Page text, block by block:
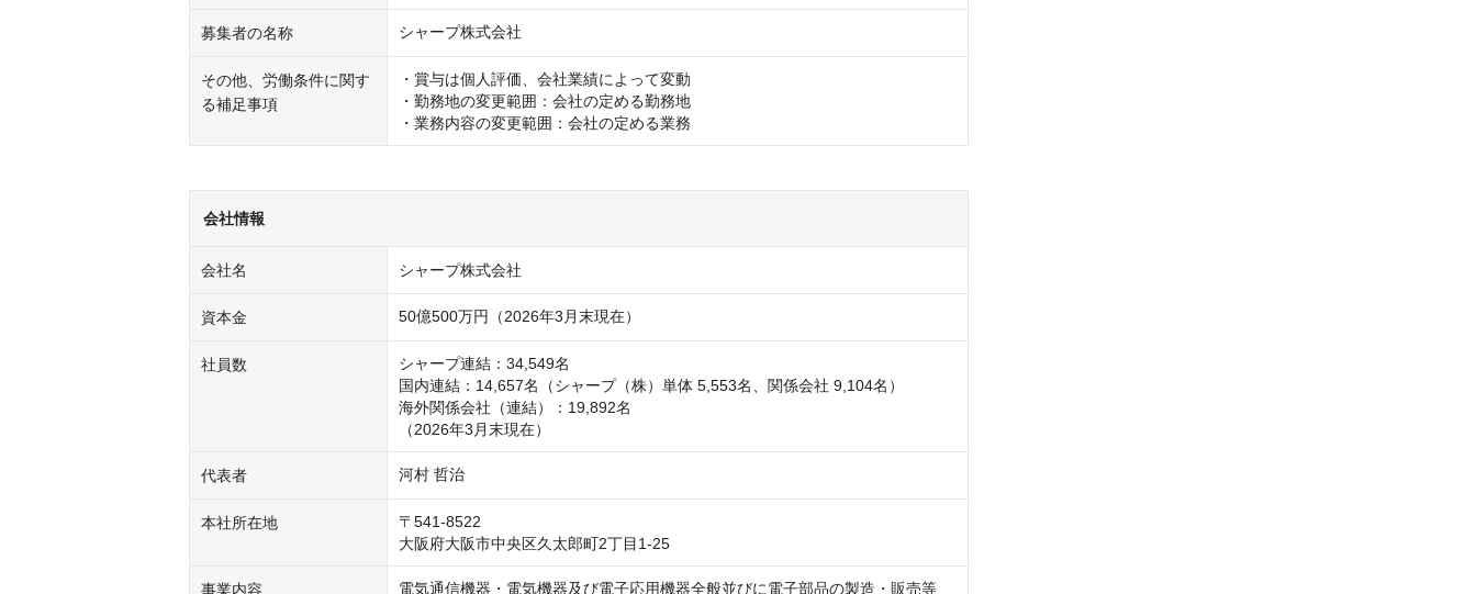
募集者の名称 シャープ株式会社
その他、労働条件に関す
る補足事項
・賞与は個人評価、会社業績によって変動
・勤務地の変更範囲：会社の定める勤務地
・業務内容の変更範囲：会社の定める業務
会社情報
会社名 シャープ株式会社
資本金 50億500万円（2026年3月末現在）
社員数
シャープ連結：34,549名
国内連結：14,657名（シャープ（株）単体 5,553名、関係会社 9,104名）
海外関係会社（連結）：19,892名
（2026年3月末現在）
代表者 河村 哲治
本社所在地
〒541-8522
大阪府大阪市中央区久太郎町2丁目1-25
事業内容 電気通信機器・電気機器及び電子応用機器全般並びに電子部品の製造・販売等